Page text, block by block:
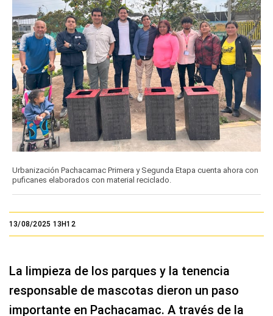
Urbanización Pachacamac Primera y Segunda Etapa cuenta ahora con
puficanes elaborados con material reciclado.
13/08/2025 13H12
La limpieza de los parques y la tenencia
responsable de mascotas dieron un paso
importante en Pachacamac. A través de la